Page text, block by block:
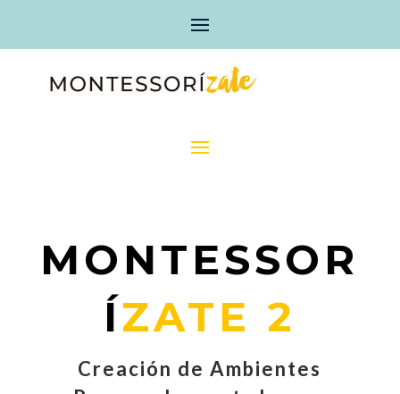
MONTESSOR
ÍZATE 2
Creación de Ambientes